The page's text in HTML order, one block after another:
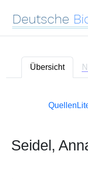
Deutsche
Übersicht
Quellen
Seidel,